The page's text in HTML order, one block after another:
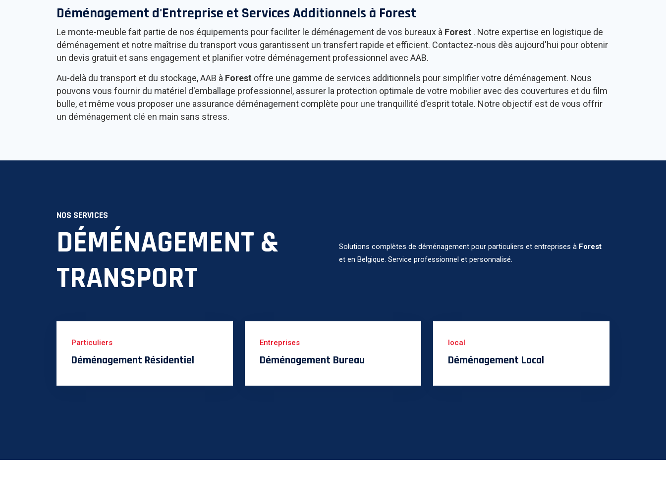
Déménagement d'Entreprise et Services Additionnels à Forest
Le monte-meuble fait partie de nos équipements pour faciliter le déménagement de vos bureaux à Forest . Notre expertise en logistique de
déménagement et notre maîtrise du transport vous garantissent un transfert rapide et efficient. Contactez-nous dès aujourd'hui pour obtenir
un devis gratuit et sans engagement et planifier votre déménagement professionnel avec AAB.
Au-delà du transport et du stockage, AAB à Forest offre une gamme de services additionnels pour simplifier votre déménagement. Nous
pouvons vous fournir du matériel d'emballage professionnel, assurer la protection optimale de votre mobilier avec des couvertures et du film
bulle, et même vous proposer une assurance déménagement complète pour une tranquillité d'esprit totale. Notre objectif est de vous offrir
un déménagement clé en main sans stress.
NOS SERVICES
DÉMÉNAGEMENT &
TRANSPORT
Solutions complètes de déménagement pour particuliers et entreprises à Forest
et en Belgique. Service professionnel et personnalisé.
Particuliers
Déménagement Résidentiel
Entreprises
Déménagement Bureau
local
Déménagement Local